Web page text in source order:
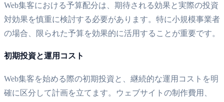
Web集客における予算配分は、期待される効果と実際の投資
対効果を慎重に検討する必要があります。特に小規模事業者
の場合、限られた予算を効果的に活用することが重要です。
初期投資と運用コスト
Web集客を始める際の初期投資と、継続的な運用コストを明
確に区分して計画を立てます。ウェブサイトの制作費用、